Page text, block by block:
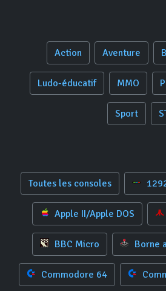
Action Aventure
Ludo-éducatif MMO
Sport
Toutes les consoles
Apple II/Apple DOS
BBC Micro Borne
Commodore 64